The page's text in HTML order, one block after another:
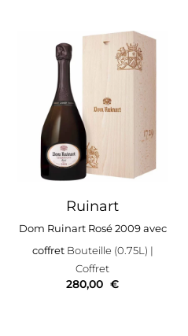
Ruinart
Dom Ruinart Rosé 2009 avec
coffretBouteille (0.75L) |
Coffret
280,00 €